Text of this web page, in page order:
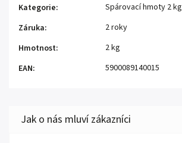
Kategorie:
Spárovací hmoty 2 kg
Záruka:
2 roky
Hmotnost:
2 kg
EAN: 5900089140015